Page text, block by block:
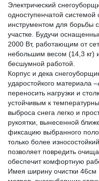
Электрический
одноступенчатой системой
инструментом для борьбы
участке. Будучи
2000 Вт, работающим от
небольшим весом (14,3 кг)
бесшумной работой.
Корпус и дека
ударостойкого материала
переносить нагрузки и
устойчивым к
выброса снега легко и
рукоятки, вынесенной
фиксацию выбранного
только более
позволяет повредить
обеспечит комфортную
Имея ширину очистки 46см